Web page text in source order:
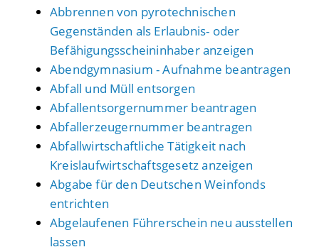
Abbrennen von pyrotechnischen
Gegenständen als Erlaubnis- oder
Befähigungsscheininhaber anzeigen
Abendgymnasium - Aufnahme beantragen
Abfall und Müll entsorgen
Abfallentsorgernummer beantragen
Abfallerzeugernummer beantragen
Abfallwirtschaftliche Tätigkeit nach
Kreislaufwirtschaftsgesetz anzeigen
Abgabe für den Deutschen Weinfonds
entrichten
Abgelaufenen Führerschein neu ausstellen
lassen